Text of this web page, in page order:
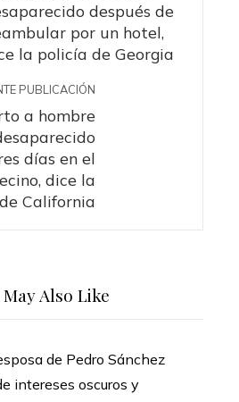
después de
por un hotel,
la policía de Georgia
PUBLICACIÓN
a hombre
días en el
dice la
California
Also Like